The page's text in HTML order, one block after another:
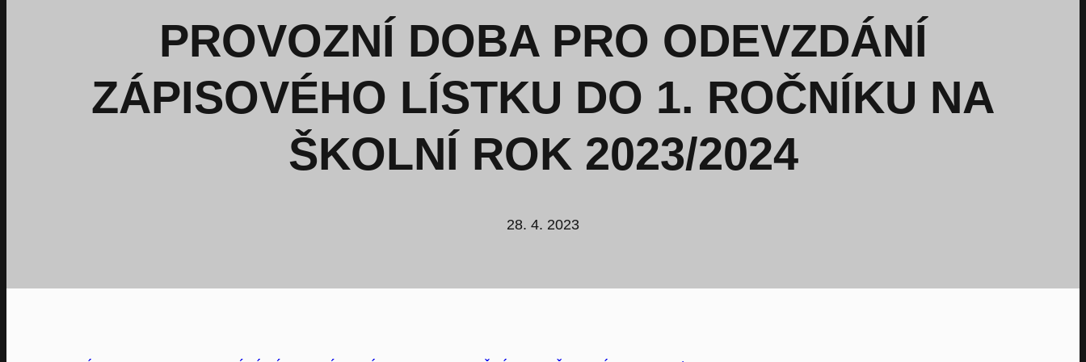
PROVOZNÍ DOBA PRO ODEVZDÁNÍ
ZÁPISOVÉHO LÍSTKU DO 1. ROČNÍKU NA
ŠKOLNÍ ROK 2023/2024
28. 4. 2023